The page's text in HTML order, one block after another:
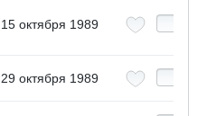
15 октября 1989
29 октября 1989